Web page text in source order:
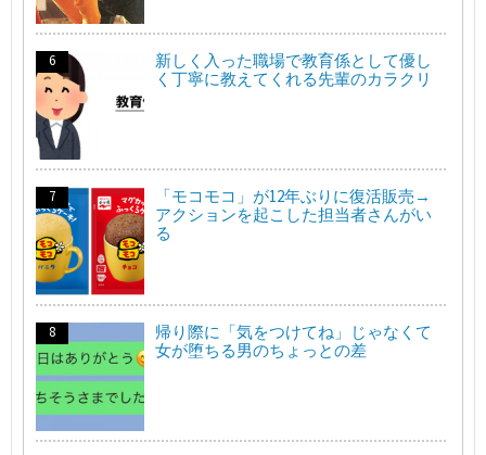
新しく入った職場で教育係として優し
く丁寧に教えてくれる先輩のカラクリ
「モコモコ」が12年ぶりに復活販売→
アクションを起こした担当者さんがい
る
帰り際に「気をつけてね」じゃなくて
女が堕ちる男のちょっとの差